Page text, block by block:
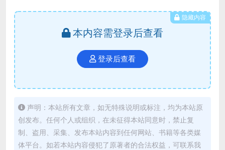
隐藏内容
本内容需登录后查看
登录后查看
声明：本站所有文章，如无特殊说明或标注，均为本站原
创发布。任何个人或组织，在未征得本站同意时，禁止复
制、盗用、采集、发布本站内容到任何网站、书籍等各类媒
体平台。如若本站内容侵犯了原著者的合法权益，可联系我